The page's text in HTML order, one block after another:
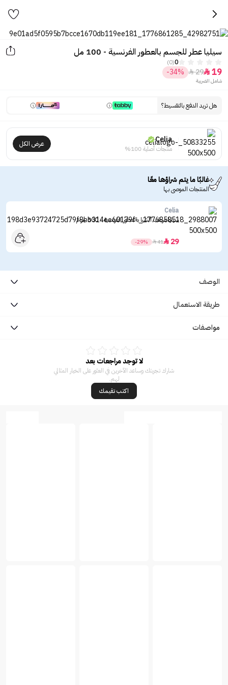
سيليا عطر للجسم بالعطور الفرنسية - 100 مل
0
(0)
19

29

-34%
شامل الضريبة
هل تريد الدفع بالتقسيط؟
Celia
منتجات أصلية 100%
عرض الكل
غالبًا ما يتم شراؤها معًا
المنتجات الموصى بها
Celia
سيليا مرطب الشيا بالعطور الفرنسية - 300 جرام
29

41

-29%
الوصف
طريقة الاستعمال
مواصفات
لا توجد مراجعات بعد
شارك تجربتك وساعد الآخرين في العثور على الخيار المثالي
لهم.
اكتب تقيمك